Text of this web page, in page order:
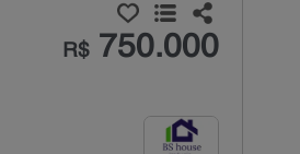
R$750.000